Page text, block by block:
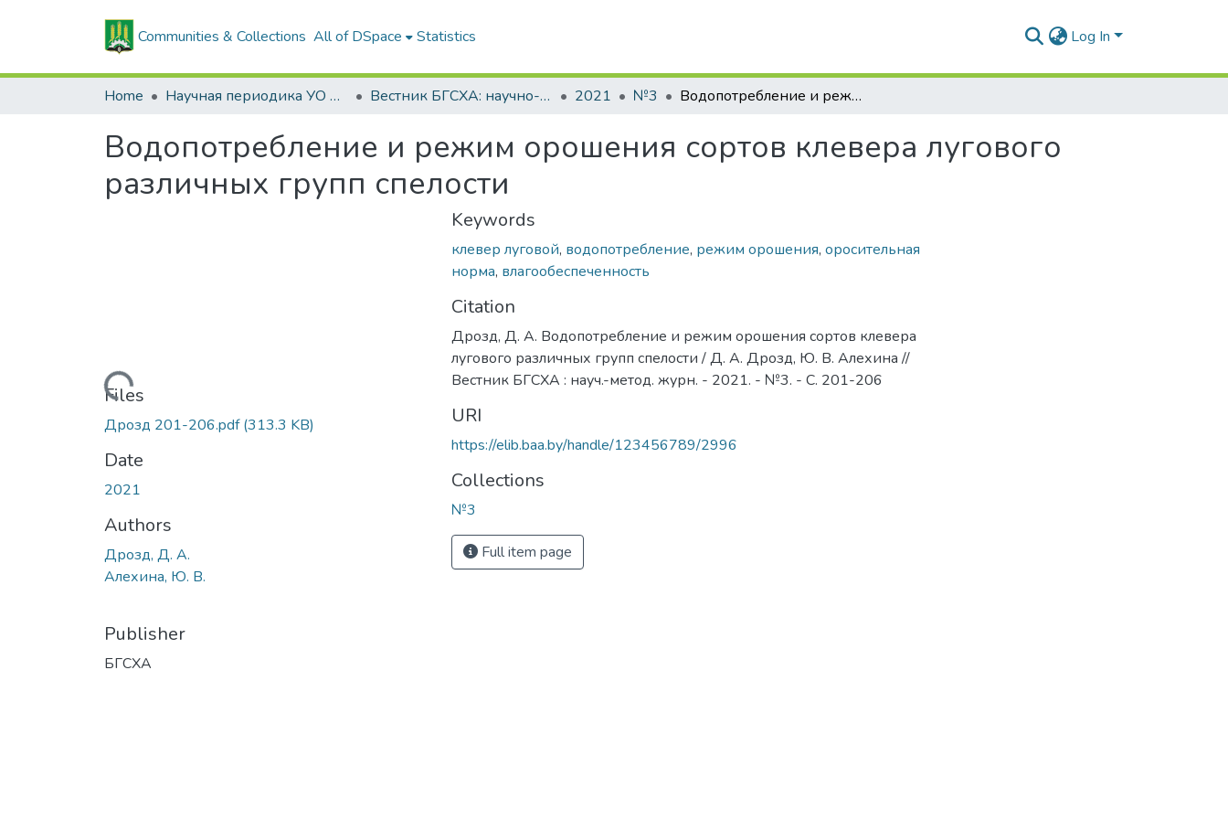
Communities & Collections All of DSpace Statistics Log In
Home Научная периодика УО БГСХА Вестник БГСХА: научно-методический журнал Белорусской государственной сельскохозяйственной академии 2021 №3 Водопотребление и режим орошения сортов клевера лугового различных групп спелости
Водопотребление и режим орошения сортов клевера лугового
различных групп спелости
Loading...
Files
Дрозд 201-206.pdf(313.3 KB)
Date
2021
Authors
Дрозд, Д. А.
Алехина, Ю. В.
Publisher
БГСХА
Keywords
клевер луговой, водопотребление, режим орошения, оросительная
норма, влагообеспеченность
Citation
Дрозд, Д. А. Водопотребление и режим орошения сортов клевера
лугового различных групп спелости / Д. А. Дрозд, Ю. В. Алехина //
Вестник БГСХА : науч.-метод. журн. - 2021. - №3. - С. 201-206
URI
https://elib.baa.by/handle/123456789/2996
Collections
№3
Full item page